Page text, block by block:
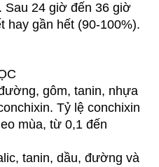
Sau 24 giờ đến 36 giờ
hay gần hết (90-100%).
gôm, tanin, nhựa
Tỷ lệ conchixin
mùa, từ 0,1 đến
tanin, dầu, đường và